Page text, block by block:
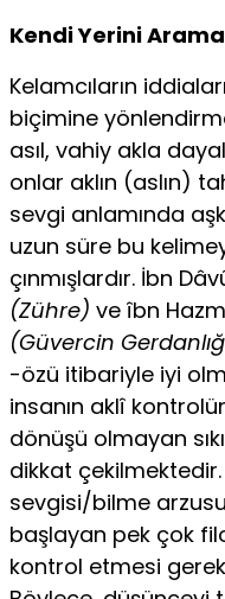
Kendi Yerini
Kelamcıların
biçimine
asıl, vahiy akla
onlar aklın (aslın)
sevgi anlamında
uzun süre bu
çınmışlardır. İbn
(Zühre) ve îbn
(Güvercin
-özü iti­bariyle iyi
insanın aklî
dönüşü olmayan
dikkat
sevgisi/bilme
başlayan pek çok
kont­rol etmesi